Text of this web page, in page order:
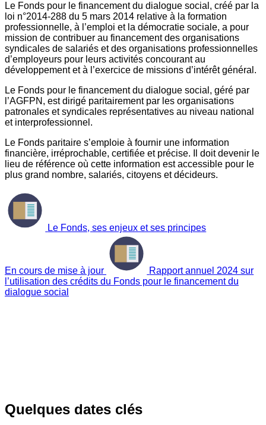
Le Fonds pour le financement du dialogue social, créé par la
loi n°2014-288 du 5 mars 2014 relative à la formation
professionnelle, à l’emploi et la démocratie sociale, a pour
mission de contribuer au financement des organisations
syndicales de salariés et des organisations professionnelles
d’employeurs pour leurs activités concourant au
développement et à l’exercice de missions d’intérêt général.
Le Fonds pour le financement du dialogue social, géré par
l’AGFPN, est dirigé paritairement par les organisations
patronales et syndicales représentatives au niveau national
et interprofessionnel.
Le Fonds paritaire s’emploie à fournir une information
financière, irréprochable, certifiée et précise. Il doit devenir le
lieu de référence où cette information est accessible pour le
plus grand nombre, salariés, citoyens et décideurs.
Le Fonds, ses enjeux et ses principes
En cours de mise à jour
Rapport annuel 2024 sur
l’utilisation des crédits du Fonds pour le financement du
dialogue social
Quelques dates clés